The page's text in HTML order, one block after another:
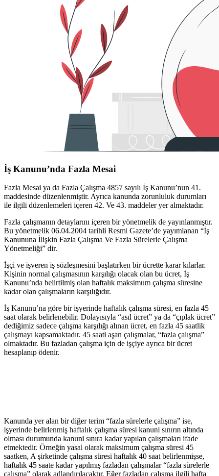
İş Kanunu’nda Fazla Mesai
Fazla Mesai ya da Fazla Çalışma 4857 sayılı İş Kanunu’nun 41.
maddesinde düzenlenmiştir. Ayrıca kanunda zorunluluk durumları
ile ilgili düzenlemeleri içeren 42. Ve 43. maddeler yer almaktadır.
Fazla çalışmanın detaylarını içeren bir yönetmelik de yayınlanmıştır.
Bu yönetmelik 06.04.2004 tarihli Resmi Gazete’de yayımlanan “İş
Kanununa İlişkin Fazla Çalışma Ve Fazla Sürelerle Çalışma
Yönetmeliği” dir.
İşçi ve işveren iş sözleşmesini başlatırken bir ücrette karar kılarlar.
Kişinin normal çalışmasının karşılığı olacak olan bu ücret, İş
Kanunu’nda belirtilmiş olan haftalık maksimum çalışma süresine
kadar olan çalışmaların karşılığıdır.
İş Kanunu’na göre bir işyerinde haftalık çalışma süresi, en fazla 45
saat olarak belirlenebilir. Dolayısıyla “asıl ücret” ya da “çıplak ücret”
dediğimiz sadece çalışma karşılığı alınan ücret, en fazla 45 saatlik
çalışmayı kapsamaktadır. 45 saati aşan çalışmalar, “fazla çalışma”
olmaktadır. Bu fazladan çalışma için de işçiye ayrıca bir ücret
hesaplanıp ödenir.
Kanunda yer alan bir diğer terim “fazla sürelerle çalışma” ise,
işyerinde belirlenmiş haftalık çalışma süresi kanuni sınırın altında
olması durumunda kanuni sınıra kadar yapılan çalışmaları ifade
etmektedir. Örneğin yasal olarak maksimum çalışma süresi 45
saatken, A şirketinde çalışma süresi haftalık 40 saat belirlenmişse,
haftalık 45 saate kadar yapılmış fazladan çalışmalar “fazla sürelerle
çalışma” olarak adlandırılacaktır. Eğer fazladan çalışma ilgili hafta